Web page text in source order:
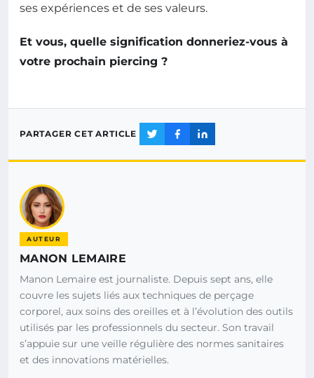
ses expériences et de ses valeurs.
Et vous, quelle signification donneriez-vous à
votre prochain piercing ?
PARTAGER CET ARTICLE
AUTEUR
MANON LEMAIRE
Manon Lemaire est journaliste. Depuis sept ans, elle
couvre les sujets liés aux techniques de perçage
corporel, aux soins des oreilles et à l’évolution des outils
utilisés par les professionnels du secteur. Son travail
s’appuie sur une veille régulière des normes sanitaires
et des innovations matérielles.